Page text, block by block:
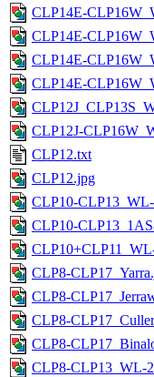
CLP14E-
CLP14E-
CLP14E-
CLP14E-
CLP12J-
CLP12.txt
CLP12.jpg
CLP10-
CLP10-
CLP8-
CLP8-
CLP8-
CLP8-
CLP8-CLP13_WL-